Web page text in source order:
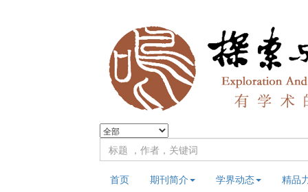
首页 期刊简介 学界动态 精品